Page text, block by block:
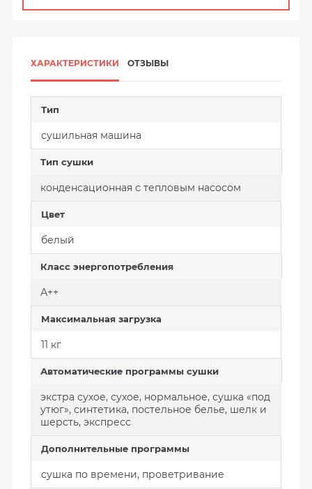
ХАРАКТЕРИСТИКИ ОТЗЫВЫ
Тип
сушильная машина
Тип сушки
конденсационная с тепловым насосом
Цвет
белый
Класс энергопотребления
А++
Максимальная загрузка
11 кг
Автоматические программы сушки
экстра сухое, сухое, нормальное, сушка «под
утюг», синтетика, постельное белье, шелк и
шерсть, экспресс
Дополнительные программы
сушка по времени, проветривание